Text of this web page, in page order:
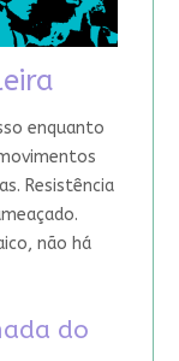
enquanto
Resistência
não há
do